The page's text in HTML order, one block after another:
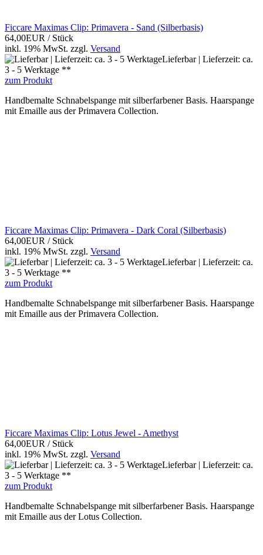
Ficcare Maximas Clip: Primavera - Sand (Silberbasis)
64,00EUR / Stück
inkl. 19% MwSt. zzgl. Versand
Lieferbar | Lieferzeit: ca.
3 - 5 Werktage **
zum Produkt
Handbemalte Schnabelspange mit silberfarbener Basis. Haarspange
mit Emaille aus der Primavera Collection.
Ficcare Maximas Clip: Primavera - Dark Coral (Silberbasis)
64,00EUR / Stück
inkl. 19% MwSt. zzgl. Versand
Lieferbar | Lieferzeit: ca.
3 - 5 Werktage **
zum Produkt
Handbemalte Schnabelspange mit silberfarbener Basis. Haarspange
mit Emaille aus der Primavera Collection.
Ficcare Maximas Clip: Lotus Jewel - Amethyst
64,00EUR / Stück
inkl. 19% MwSt. zzgl. Versand
Lieferbar | Lieferzeit: ca.
3 - 5 Werktage **
zum Produkt
Handbemalte Schnabelspange mit silberfarbener Basis. Haarspange
mit Emaille aus der Lotus Collection.